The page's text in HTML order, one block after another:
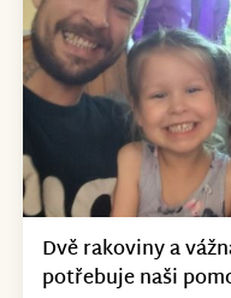
Dvě rakoviny a
potřebuje naši